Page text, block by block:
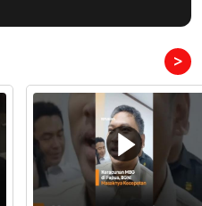
>